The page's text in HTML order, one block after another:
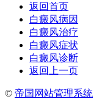
返回首页
白癜风病因
白癜风治疗
白癜风症状
白癜风诊断
返回上一页
© 帝国网站管理系统